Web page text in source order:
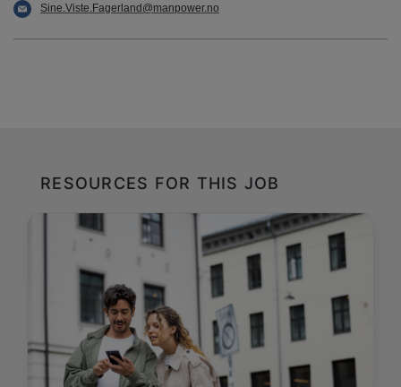
Sine.Viste.Fagerland@manpower.no
RESOURCES FOR THIS JOB